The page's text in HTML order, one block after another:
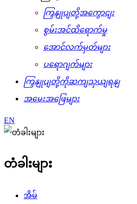
ကြှနျုပျတို့အကွောငျး
စွမ်းအင်ထိရောက်မှု
အောင်လက်မှတ်များ
ပရောဂျက်များ
ကြှနျုပျတို့ကိုဆကျသှယျရနျ
အမေးအဖြေများ
EN
တံခါးများ
အိမ်